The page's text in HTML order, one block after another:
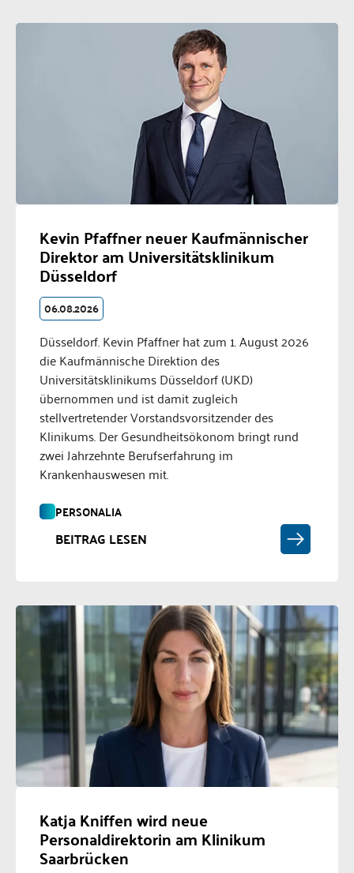
Kevin Pfaffner neuer Kaufmännischer
Direktor am Universitätsklinikum
Düsseldorf
06.08.2026
Düsseldorf. Kevin Pfaffner hat zum 1. August 2026
die Kaufmännische Direktion des
Universitätsklinikums Düsseldorf (UKD)
übernommen und ist damit zugleich
stellvertretender Vorstandsvorsitzender des
Klinikums. Der Gesundheitsökonom bringt rund
zwei Jahrzehnte Berufserfahrung im
Krankenhauswesen mit.
PERSONALIA
BEITRAG LESEN
Katja Kniffen wird neue
Personaldirektorin am Klinikum
Saarbrücken